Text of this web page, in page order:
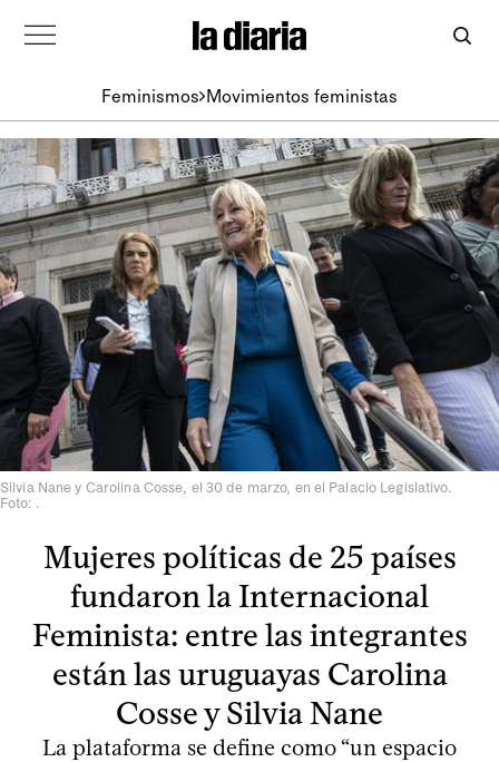
Feminismos Movimientos feministas
Silvia Nane y Carolina Cosse, el 30 de marzo, en el Palacio Legislativo.
Foto: .
Mujeres políticas de 25 países
fundaron la Internacional
Feminista: entre las integrantes
están las uruguayas Carolina
Cosse y Silvia Nane
La plataforma se define como “un espacio